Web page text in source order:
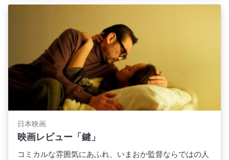
日本映画
映画レビュー「鍵」
コミカルな雰囲気にあふれ、いまおか監督ならではの人